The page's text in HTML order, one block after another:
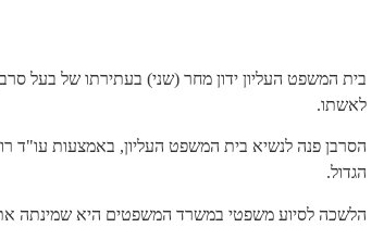
לאשתו.
הסרבן פנה לנשיא בית המשפט העליון, באמצעות עו"ד
הגדול.
הלשכה לסיוע משפטי במשרד המשפטים היא שמינתה